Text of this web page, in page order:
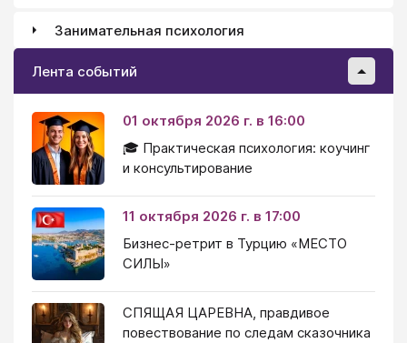
Занимательная психология
Лента событий
01 октября 2026 г. в 16:00
🎓 Практическая психология: коучинг
и консультирование
11 октября 2026 г. в 17:00
Бизнес-ретрит в Турцию «МЕСТО
СИЛЫ»
СПЯЩАЯ ЦАРЕВНА, правдивое
повествование по следам сказочника